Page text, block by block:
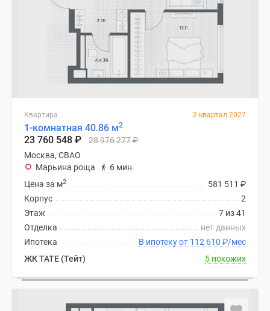
Квартира 2 квартал 2027
1-комнатная 40.86 м2
23 760 548 ₽ 28 976 277₽
Москва, СВАО
Марьина роща
6 мин.
581 511 ₽
Цена за м2
2
Корпус
7 из 41
Этаж
нет данных
Отделка
В ипотеку от 112 610 ₽/мес
Ипотека
ЖК TATE (Тейт)
5 похожих